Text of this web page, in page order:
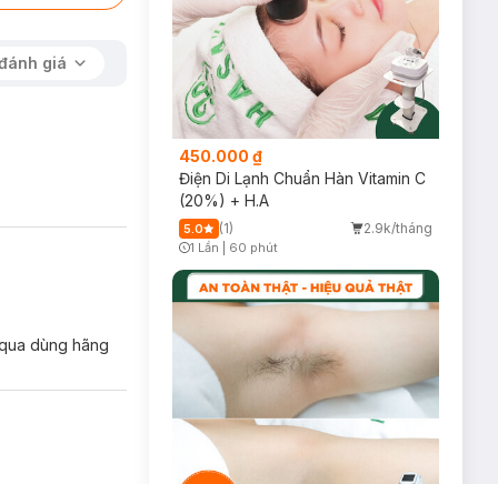
giá
dùng hãng
450.000 ₫
Điện Di Lạnh Chuẩn Hàn Vitamin C
(20%) + H.A
5.0 (1) 2.9k/tháng
1 Lần 60 phút